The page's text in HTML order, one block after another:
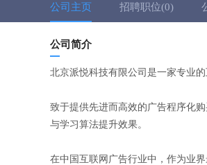
公司主页 招聘职位(0)
公司简介
北京派悦科技有限公司是一家专业
致于提供先进而高效的广告程序化
与学习算法提升效果。
在中国互联网广告行业中，作为业